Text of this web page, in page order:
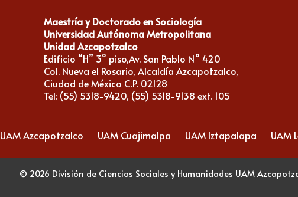
Maestría y Doctorado en Sociología
Universidad Autónoma Metropolitana
Unidad Azcapotzalco
Edificio “H” 3° piso,Av. San Pablo N° 420
Col. Nueva el Rosario, Alcaldía Azcapotzalco,
Ciudad de México C.P. 02128
Tel: (55) 5318-9420, (55) 5318-9138 ext. 105
UAM Azcapotzalco UAM Cuajimalpa UAM Iztapalapa UAM
© 2026 División de Ciencias Sociales y Humanidades UAM